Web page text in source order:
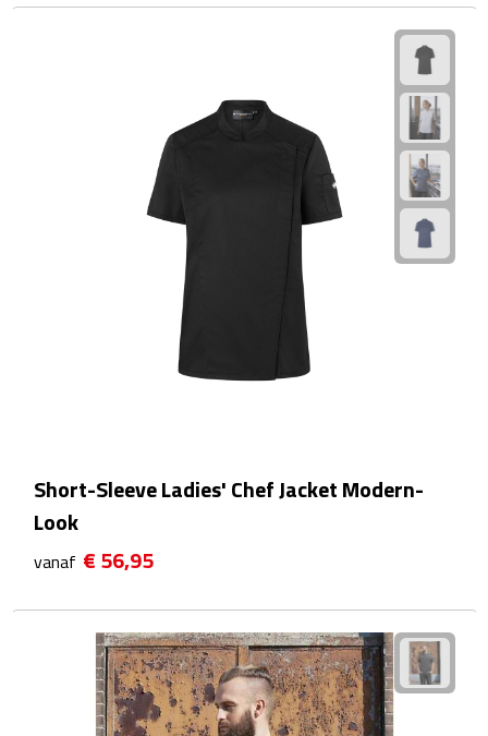
Koelpacks
Lipbalsems
Tandenborstels
Tissues
Tissuehouders
Wattenstaafjes en watjes
Short-Sleeve Ladies' Chef Jacket Modern-
Look
vanaf € 56,95